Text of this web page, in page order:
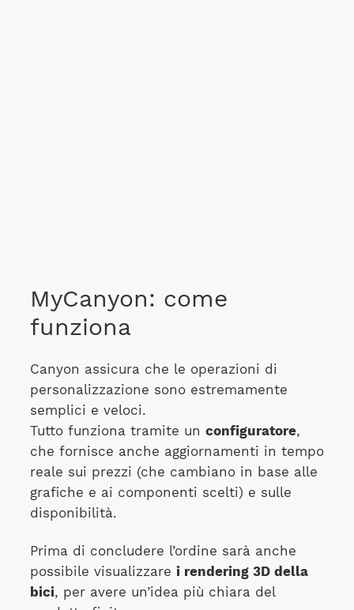
MyCanyon: come
funziona
Canyon assicura che le operazioni di
personalizzazione sono estremamente
semplici e veloci.
Tutto funziona tramite un configuratore,
che fornisce anche aggiornamenti in tempo
reale sui prezzi (che cambiano in base alle
grafiche e ai componenti scelti) e sulle
disponibilità.
Prima di concludere l’ordine sarà anche
possibile visualizzare i rendering 3D della
bici, per avere un’idea più chiara del